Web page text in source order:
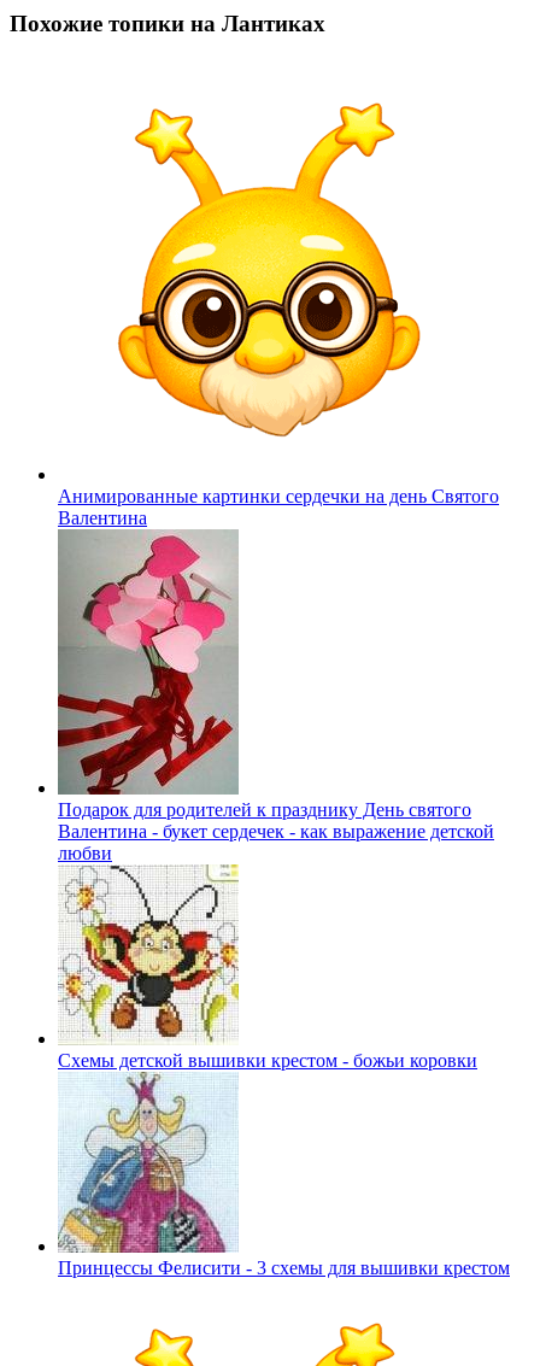
Похожие топики на Лантиках
Анимированные картинки сердечки на день Святого
Валентина
Подарок для родителей к празднику День святого
Валентина - букет сердечек - как выражение детской
любви
Схемы детской вышивки крестом - божьи коровки
Принцессы Фелисити - 3 схемы для вышивки крестом